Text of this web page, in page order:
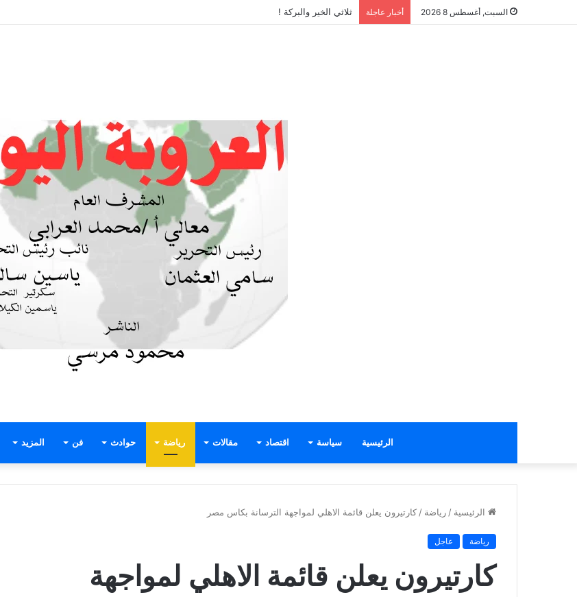
السبت, أغسطس 8 2026 أخبار عاجلة ثلاثي الخير والبركة !
الرئيسية سياسة اقتصاد مقالات رياضة حوادث فن المزيد
الرئيسية / رياضة / كارتيرون يعلن قائمة الاهلي لمواجهة الترسانة بكاس مصر
رياضة عاجل
كارتيرون يعلن قائمة الاهلي لمواجهة